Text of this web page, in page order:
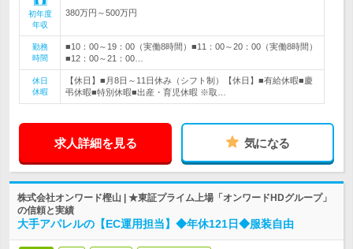
初年度
年収
380万円～500万円
勤務
時間
■10：00～19：00（実働8時間）■11：00～20：00（実働8時間）
■12：00～21：00…
休日
休暇
【休日】■月8日～11日休み（シフト制）【休日】■有給休暇■慶
弔休暇■特別休暇■出産・育児休暇 ※取…
求人詳細を見る 気になる
株式会社オンワード樫山 | ★東証プライム上場「オンワードHDグループ」
の信頼と実績
大手アパレルの【EC運用担当】◆年休121日◆服装自由